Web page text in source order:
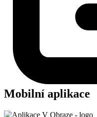
Mobilní aplikace